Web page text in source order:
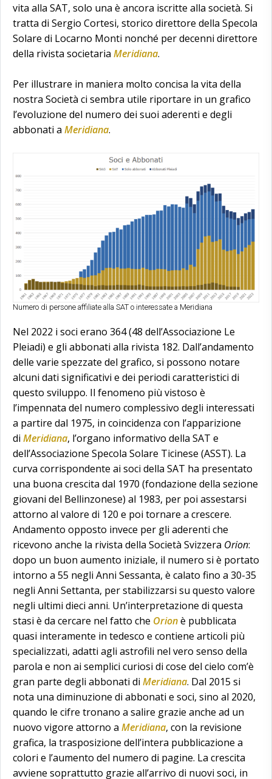
vita alla SAT, solo una è ancora iscritte alla società. Si
tratta di Sergio Cortesi, storico direttore della Specola
Solare di Locarno Monti nonché per decenni direttore
della rivista societaria Meridiana.
Per illustrare in maniera molto concisa la vita della
nostra Società ci sembra utile riportare in un grafico
l’evoluzione del numero dei suoi aderenti e degli
abbonati a Meridiana.
Numero di persone affiliate alla SAT o interessate a Meridiana
Nel 2022 i soci erano 364 (48 dell’Associazione Le
Pleiadi) e gli abbonati alla rivista 182. Dall’andamento
delle varie spezzate del grafico, si possono notare
alcuni dati significativi e dei periodi caratteristici di
questo sviluppo. Il fenomeno più vistoso è
l’impennata del numero complessivo degli interessati
a partire dal 1975, in coincidenza con l’apparizione
di Meridiana, l’organo informativo della SAT e
dell’Associazione Specola Solare Ticinese (ASST). La
curva corrispondente ai soci della SAT ha presentato
una buona crescita dal 1970 (fondazione della sezione
giovani del Bellinzonese) al 1983, per poi assestarsi
attorno al valore di 120 e poi tornare a crescere.
Andamento opposto invece per gli aderenti che
ricevono anche la rivista della Società Svizzera Orion:
dopo un buon aumento iniziale, il numero si è portato
intorno a 55 negli Anni Sessanta, è calato fino a 30-35
negli Anni Settanta, per stabilizzarsi su questo valore
negli ultimi dieci anni. Un’interpretazione di questa
stasi è da cercare nel fatto che Orionè pubblicata
quasi interamente in tedesco e contiene articoli più
specializzati, adatti agli astrofili nel vero senso della
parola e non ai semplici curiosi di cose del cielo com’è
gran parte degli abbonati di Meridiana. Dal 2015 si
nota una diminuzione di abbonati e soci, sino al 2020,
quando le cifre tronano a salire grazie anche ad un
nuovo vigore attorno a Meridiana, con la revisione
grafica, la trasposizione dell’intera pubblicazione a
colori e l’aumento del numero di pagine. La crescita
avviene soprattutto grazie all’arrivo di nuovi soci, in